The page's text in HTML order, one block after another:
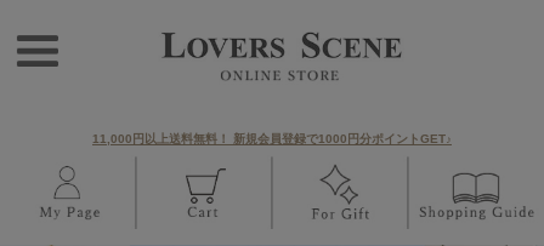
11,000円以上送料無料！ 新規会員登録で1000円分ポイントGET♪